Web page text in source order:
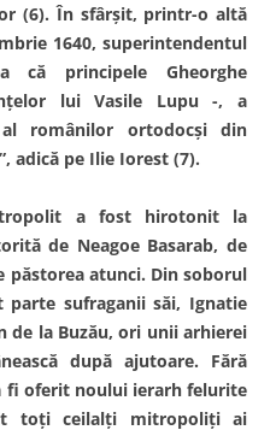
(6). În sfârşit, printr-o altă
1640, superintendentul
că principele Gheorghe
lui Vasile Lupu -, a
românilor ortodocşi din
adică pe Ilie Iorest (7).
a fost hirotonit la
de Neagoe Basarab, de
atunci. Din soborul
sufraganii săi, Ignatie
de la Buzău, ori unii arhierei
după ajutoare. Fără
fi oferit noului ierarh felurite
toţi ceilalţi mitropoliţi ai